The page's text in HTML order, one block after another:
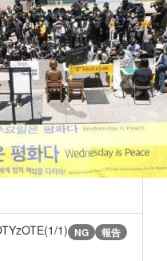
1) NG 報告